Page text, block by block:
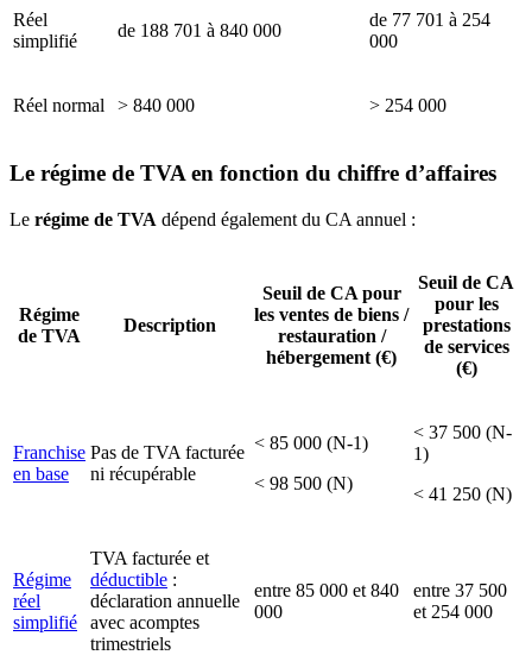
Réel
simplifié
de 188 701 à 840 000
de 77 701 à 254
000
Réel normal > 840 000 > 254 000
Le régime de TVA en fonction du chiffre d’affaires
Le régime de TVA dépend également du CA annuel :
Régime
de TVA
Description
Seuil de CA pour
les ventes de biens /
restauration /
hébergement (€)
Seuil de CA
pour les
prestations
de services
(€)
Franchise
en base
Pas de TVA facturée
ni récupérable
< 85 000 (N-1)
< 98 500 (N)
< 37 500 (N-
1)
< 41 250 (N)
Régime
réel
simplifié
TVA facturée et
déductible :
déclaration annuelle
avec acomptes
trimestriels
entre 85 000 et 840
000
entre 37 500
et 254 000